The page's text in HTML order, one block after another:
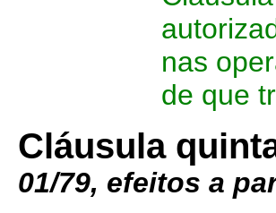
nas
de que
Cláusula
01/79, efeitos a